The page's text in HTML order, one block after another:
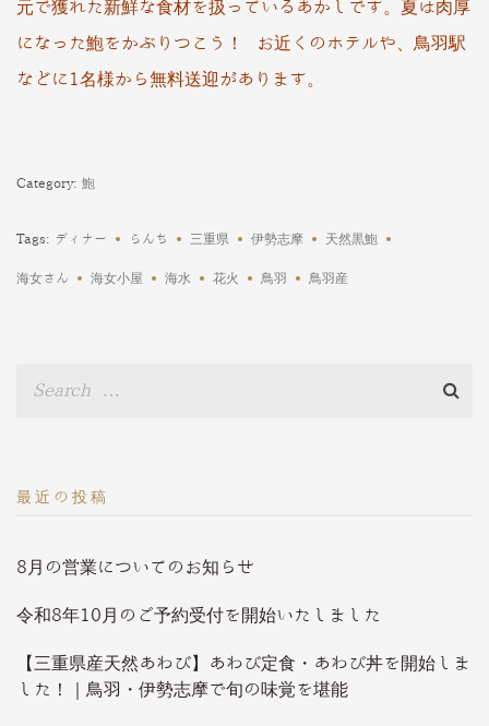
元で獲れた新鮮な食材を扱っているあかしです。夏は肉厚
になった鮑をかぶりつこう！ お近くのホテルや、鳥羽駅
などに1名様から無料送迎があります。
Category: 鮑
Tags: ディナー らんち 三重県 伊勢志摩 天然黒鮑
海女さん 海女小屋 海水 花火 鳥羽 鳥羽産
最近の投稿
8月の営業についてのお知らせ
令和8年10月のご予約受付を開始いたしました
【三重県産天然あわび】あわび定食・あわび丼を開始しま
した！｜鳥羽・伊勢志摩で旬の味覚を堪能